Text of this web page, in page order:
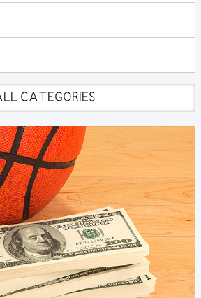
CATEGORIES